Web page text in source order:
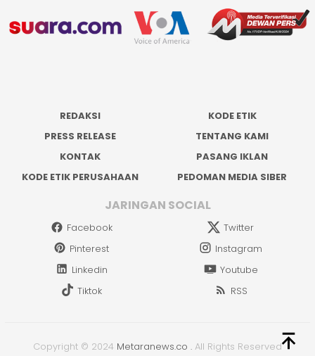
REDAKSI
KODE ETIK
PRESS RELEASE
TENTANG KAMI
KONTAK
PASANG IKLAN
KODE ETIK PERUSAHAAN
PEDOMAN MEDIA SIBER
JARINGAN SOCIAL
Facebook
Twitter
Pinterest
Instagram
Linkedin
Youtube
Tiktok
RSS
Copyright © 2024 Metaranews.co . All Rights Reserved